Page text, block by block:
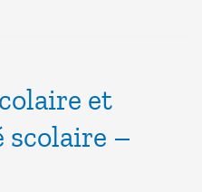
et
scolaire –